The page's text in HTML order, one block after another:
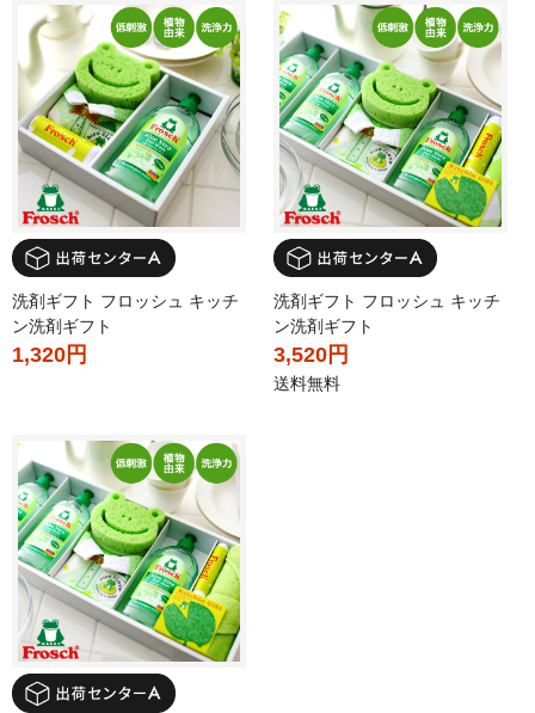
洗剤ギフト フロッシュ キッチ
ン洗剤ギフト
1,320円
洗剤ギフト フロッシュ キッチ
ン洗剤ギフト
3,520円
送料無料